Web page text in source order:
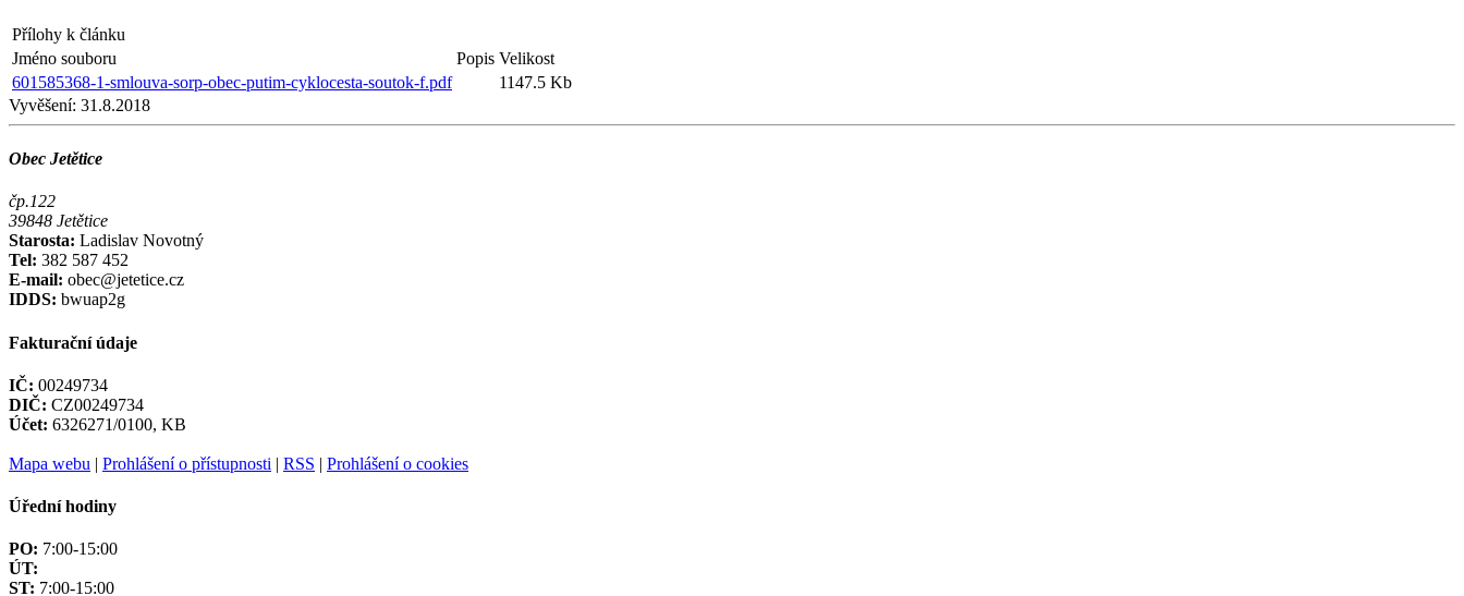
Přílohy k článku
Jméno souboru
Popis Velikost
601585368-1-smlouva-sorp-obec-putim-cyklocesta-soutok-f.pdf
1147.5 Kb
Vyvěšení: 31.8.2018
Obec Jetětice
čp.122
39848 Jetětice
Starosta: Ladislav Novotný
Tel: 382 587 452
E-mail: obec@jetetice.cz
IDDS: bwuap2g
Fakturační údaje
IČ: 00249734
DIČ: CZ00249734
Účet: 6326271/0100, KB
Mapa webu | Prohlášení o přístupnosti | RSS | Prohlášení o cookies
Úřední hodiny
PO: 7:00-15:00
ÚT:
ST: 7:00-15:00